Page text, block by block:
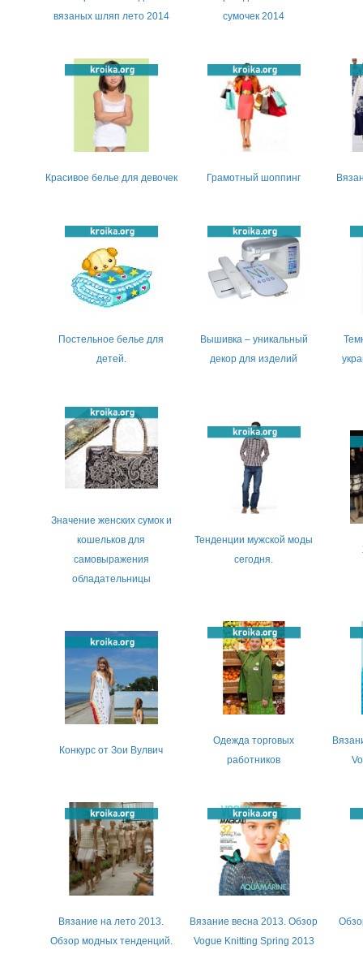
вязаных шляп лето 2014
сумочек 2014
Красивое белье для девочек Грамотный шоппинг
Постельное белье для
детей.
Вышивка – уникальный
декор для изделий
Значение женских сумок и
кошельков для
самовыражения
обладательницы
Тенденции мужской моды
сегодня.
Конкурс от Зои Вулвич
Одежда торговых
работников
Вязание на лето 2013.
Обзор модных тенденций.
Вязание весна 2013. Обзор
Vogue Knitting Spring 2013